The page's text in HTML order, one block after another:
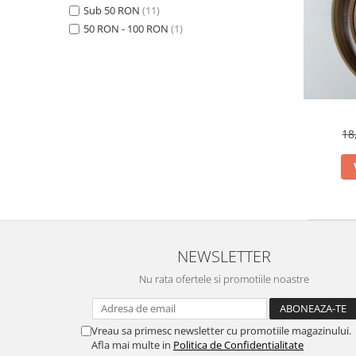
Sub 50 RON (11)
50 RON - 100 RON (1)
NEWSLETTER
Nu rata ofertele si promotiile noastre
Vreau sa primesc newsletter cu promotiile magazinului.
Afla mai multe in Politica de Confidentialitate